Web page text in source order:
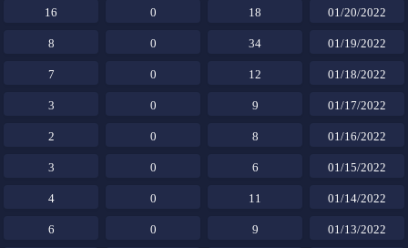
01/20/2022
18
0
16
01/19/2022
34
0
8
01/18/2022
12
0
7
01/17/2022
9
0
3
01/16/2022
8
0
2
01/15/2022
6
0
3
01/14/2022
11
0
4
01/13/2022
9
0
6